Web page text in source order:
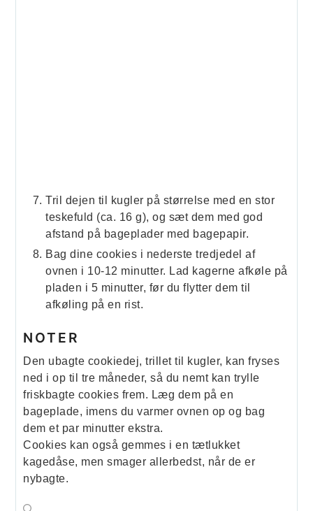
Tril dejen til kugler på størrelse med en stor
teskefuld (ca. 16 g), og sæt dem med god
afstand på bageplader med bagepapir.
Bag dine cookies i nederste tredjedel af
ovnen i 10-12 minutter. Lad kagerne afkøle på
pladen i 5 minutter, før du flytter dem til
afkøling på en rist.
NOTER
Den ubagte cookiedej, trillet til kugler, kan fryses
ned i op til tre måneder, så du nemt kan trylle
friskbagte cookies frem. Læg dem på en
bageplade, imens du varmer ovnen op og bag
dem et par minutter ekstra.
Cookies kan også gemmes i en tætlukket
kagedåse, men smager allerbedst, når de er
nybagte.